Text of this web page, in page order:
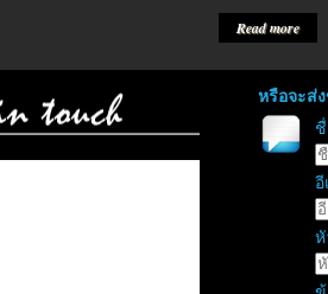
Read more
หรือจะส่
อี
หั